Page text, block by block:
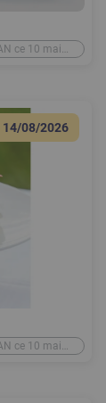
ce 10 mai
14/08/2026
ce 10 mai